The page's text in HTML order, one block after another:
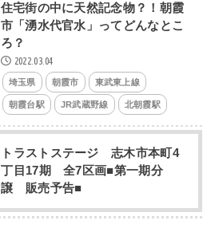
住宅街の中に天然記念物？！朝霞
市「湧水代官水」ってどんなとこ
ろ？
2022.03.04
埼玉県 朝霞市 東武東上線
朝霞台駅 JR武蔵野線 北朝霞駅
トラストステージ 志木市本町4
丁目17期 全7区画■第一期分
譲 販売予告■